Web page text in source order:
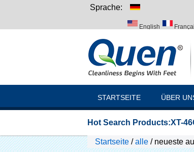
Sprache:
English
STARTSEITE ÜBER
Hot Search Products:XT-
Startseite /alle / neueste